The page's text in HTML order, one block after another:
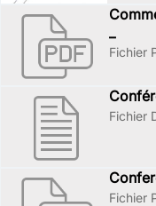
Fichier
Fichier
Fichier